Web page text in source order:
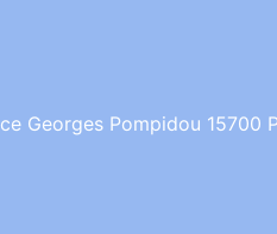
Georges Pompidou 15700